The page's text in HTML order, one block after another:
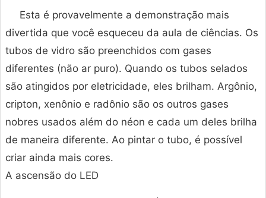
Esta é provavelmente a demonstração mais
divertida que você esqueceu da aula de ciências. Os
tubos de vidro são preenchidos com gases
diferentes (não ar puro). Quando os tubos selados
são atingidos por eletricidade, eles brilham. Argônio,
cripton, xenônio e radônio são os outros gases
nobres usados além do néon e cada um deles brilha
de maneira diferente. Ao pintar o tubo, é possível
criar ainda mais cores.
A ascensão do LED